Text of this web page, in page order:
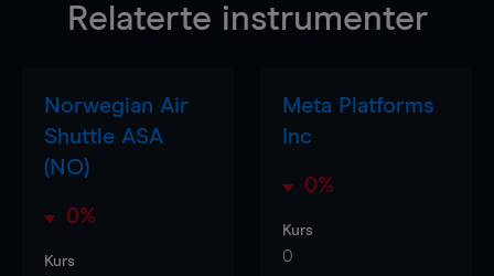
Relaterte instrumenter
Norwegian Air
Shuttle ASA
(NO)
0%
Kurs
Meta Platforms
Inc
0%
Kurs
0